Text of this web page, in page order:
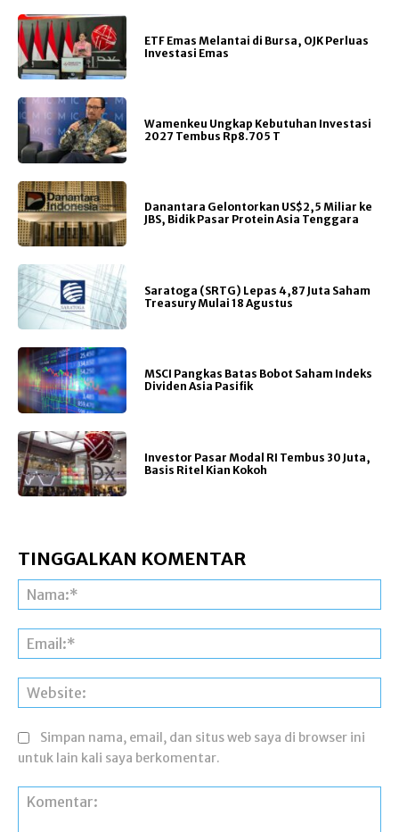
ETF Emas Melantai di Bursa, OJK Perluas
Investasi Emas
Wamenkeu Ungkap Kebutuhan Investasi
2027 Tembus Rp8.705 T
Danantara Gelontorkan US$2,5 Miliar ke
JBS, Bidik Pasar Protein Asia Tenggara
Saratoga (SRTG) Lepas 4,87 Juta Saham
Treasury Mulai 18 Agustus
MSCI Pangkas Batas Bobot Saham Indeks
Dividen Asia Pasifik
Investor Pasar Modal RI Tembus 30 Juta,
Basis Ritel Kian Kokoh
TINGGALKAN KOMENTAR
Simpan nama, email, dan situs web saya di browser ini
untuk lain kali saya berkomentar.